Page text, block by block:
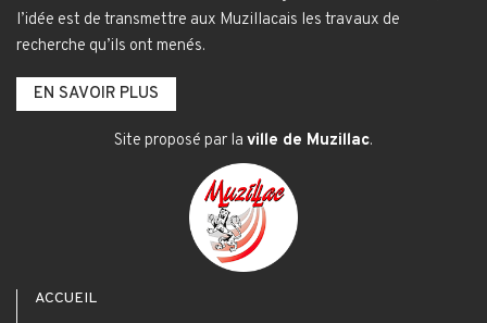
l’idée est de transmettre aux Muzillacais les travaux de
recherche qu’ils ont menés.
EN SAVOIR PLUS
Site proposé par la ville de Muzillac.
ACCUEIL